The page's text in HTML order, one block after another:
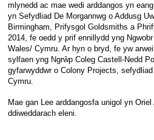
mlynedd ac mae wedi arddangos yn
yn Sefydliad De Morgannwg o Addusg
Birmingham, Prifysgol Goldsmiths a
2014, fe oedd y prif ennillydd yng
Wales/ Cymru. Ar hyn o bryd, fe yw
sylfaen yng Ngrŵp Coleg Castell-Nedd
gyfarwyddwr o Colony Projects,
Cymru.
Mae gan Lee arddangosfa unigol yn
ddiweddarach eleni.